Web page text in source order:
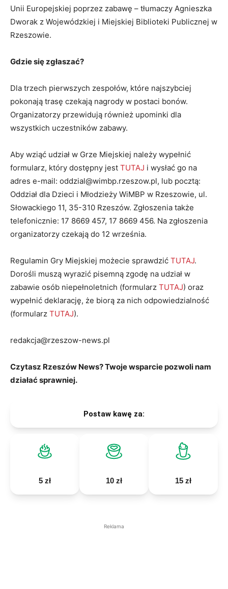
Unii Europejskiej poprzez zabawę – tłumaczy Agnieszka
Dworak z Wojewódzkiej i Miejskiej Biblioteki Publicznej w
Rzeszowie.
Gdzie się zgłaszać?
Dla trzech pierwszych zespołów, które najszybciej
pokonają trasę czekają nagrody w postaci bonów.
Organizatorzy przewidują również upominki dla
wszystkich uczestników zabawy.
Aby wziąć udział w Grze Miejskiej należy wypełnić
formularz, który dostępny jest TUTAJ i wysłać go na
adres e-mail: oddzial@wimbp.rzeszow.pl, lub pocztą:
Oddział dla Dzieci i Młodzieży WiMBP w Rzeszowie, ul.
Słowackiego 11, 35-310 Rzeszów. Zgłoszenia także
telefonicznie: 17 8669 457, 17 8669 456. Na zgłoszenia
organizatorzy czekają do 12 września.
Regulamin Gry Miejskiej możecie sprawdzić TUTAJ.
Dorośli muszą wyrazić pisemną zgodę na udział w
zabawie osób niepełnoletnich (formularz TUTAJ) oraz
wypełnić deklarację, że biorą za nich odpowiedzialność
(formularz TUTAJ).
redakcja@rzeszow-news.pl
Czytasz Rzeszów News? Twoje wsparcie pozwoli nam
działać sprawniej.
Postaw kawę za:
5 zł 10 zł 15 zł
Reklama